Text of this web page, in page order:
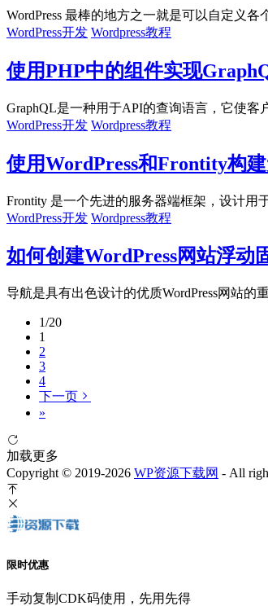
WordPress 最棒的地方之一就是可以自定义
WordPress开发 Wordpress教程
使用PHP中的组件实现
GraphQL是一种用于API的查询语言，它使客
WordPress开发 Wordpress教程
使用WordPress和Frontity构
Frontity 是一个先进的服务器端框架，设计用
WordPress开发 Wordpress教程
如何创建WordPress网站浮动
导航是具有出色设计的优质WordPress网站的
1/20
1
2
3
4
下一页
»
加载更多
Copyright © 2019-2026 WP资源下载网 - All
限时优惠
手动复制CDK码使用，先用先得